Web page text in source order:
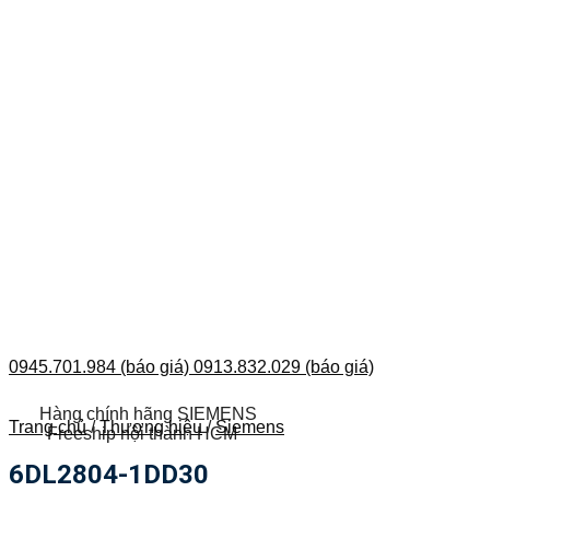
0945.701.984 (báo giá) 0913.832.029 (báo giá)
Hàng chính hãng SIEMENS
Freeship nội thành HCM
Trang chủ / Thương hiệu / Siemens
6DL2804-1DD30